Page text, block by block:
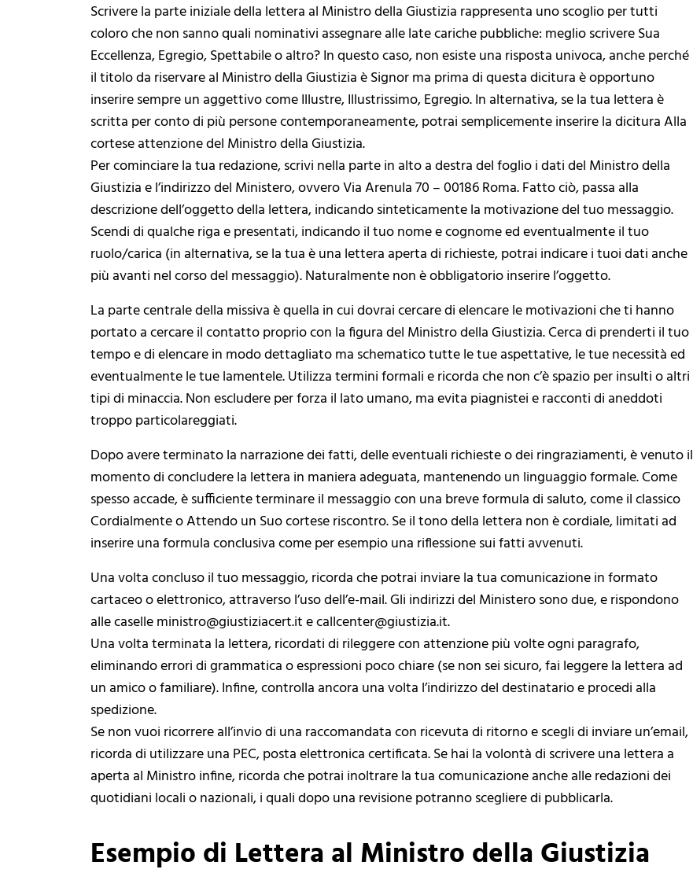
Scrivere la parte iniziale della lettera al Ministro della Giustizia rappresenta uno scoglio per tutti
coloro che non sanno quali nominativi assegnare alle late cariche pubbliche: meglio scrivere Sua
Eccellenza, Egregio, Spettabile o altro? In questo caso, non esiste una risposta univoca, anche perché
il titolo da riservare al Ministro della Giustizia è Signor ma prima di questa dicitura è opportuno
inserire sempre un aggettivo come Illustre, Illustrissimo, Egregio. In alternativa, se la tua lettera è
scritta per conto di più persone contemporaneamente, potrai semplicemente inserire la dicitura Alla
cortese attenzione del Ministro della Giustizia.
Per cominciare la tua redazione, scrivi nella parte in alto a destra del foglio i dati del Ministro della
Giustizia e l’indirizzo del Ministero, ovvero Via Arenula 70 – 00186 Roma. Fatto ciò, passa alla
descrizione dell’oggetto della lettera, indicando sinteticamente la motivazione del tuo messaggio.
Scendi di qualche riga e presentati, indicando il tuo nome e cognome ed eventualmente il tuo
ruolo/carica (in alternativa, se la tua è una lettera aperta di richieste, potrai indicare i tuoi dati anche
più avanti nel corso del messaggio). Naturalmente non è obbligatorio inserire l’oggetto.
La parte centrale della missiva è quella in cui dovrai cercare di elencare le motivazioni che ti hanno
portato a cercare il contatto proprio con la figura del Ministro della Giustizia. Cerca di prenderti il tuo
tempo e di elencare in modo dettagliato ma schematico tutte le tue aspettative, le tue necessità ed
eventualmente le tue lamentele. Utilizza termini formali e ricorda che non c’è spazio per insulti o altri
tipi di minaccia. Non escludere per forza il lato umano, ma evita piagnistei e racconti di aneddoti
troppo particolareggiati.
Dopo avere terminato la narrazione dei fatti, delle eventuali richieste o dei ringraziamenti, è venuto il
momento di concludere la lettera in maniera adeguata, mantenendo un linguaggio formale. Come
spesso accade, è sufficiente terminare il messaggio con una breve formula di saluto, come il classico
Cordialmente o Attendo un Suo cortese riscontro. Se il tono della lettera non è cordiale, limitati ad
inserire una formula conclusiva come per esempio una riflessione sui fatti avvenuti.
Una volta concluso il tuo messaggio, ricorda che potrai inviare la tua comunicazione in formato
cartaceo o elettronico, attraverso l’uso dell’e-mail. Gli indirizzi del Ministero sono due, e rispondono
alle caselle ministro@giustiziacert.it e callcenter@giustizia.it.
Una volta terminata la lettera, ricordati di rileggere con attenzione più volte ogni paragrafo,
eliminando errori di grammatica o espressioni poco chiare (se non sei sicuro, fai leggere la lettera ad
un amico o familiare). Infine, controlla ancora una volta l’indirizzo del destinatario e procedi alla
spedizione.
Se non vuoi ricorrere all’invio di una raccomandata con ricevuta di ritorno e scegli di inviare un’email,
ricorda di utilizzare una PEC, posta elettronica certificata. Se hai la volontà di scrivere una lettera a
aperta al Ministro infine, ricorda che potrai inoltrare la tua comunicazione anche alle redazioni dei
quotidiani locali o nazionali, i quali dopo una revisione potranno scegliere di pubblicarla.
Esempio di Lettera al Ministro della Giustizia